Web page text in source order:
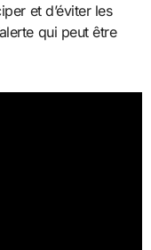
et d’éviter les
qui peut être